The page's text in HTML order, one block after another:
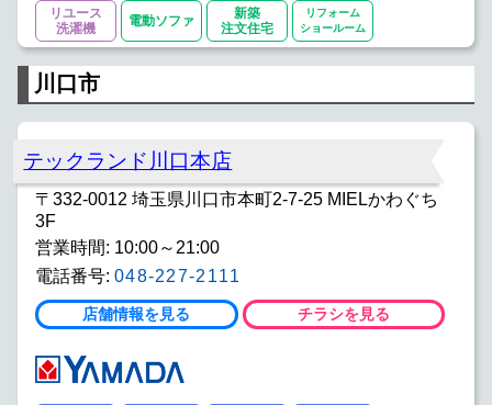
リユース
洗濯機
電動ソファ
新築
注文住宅
リフォーム
ショールーム
川口市
テックランド川口本店
〒332-0012 埼玉県川口市本町2-7-25 MIELかわぐち
3F
営業時間: 10:00～21:00
電話番号: 048-227-2111
店舗情報を見る チラシを見る